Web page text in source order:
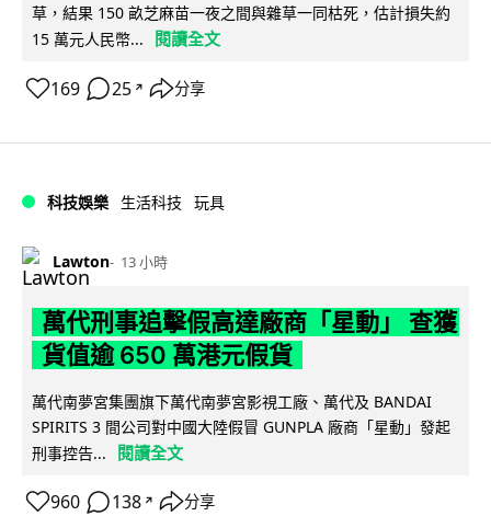
草，結果 150 畝芝麻苗一夜之間與雜草一同枯死，估計損失約
15 萬元人民幣...
閱讀全文
169 25 ↗ 分享
科技娛樂 生活科技 玩具
Lawton 13 小時
萬代刑事追擊假高達廠商「星動」 查獲
貨值逾 650 萬港元假貨
萬代南夢宮集團旗下萬代南夢宮影視工廠、萬代及 BANDAI
SPIRITS 3 間公司對中國大陸假冒 GUNPLA 廠商「星動」發起
刑事控告...
閱讀全文
960 138 ↗ 分享